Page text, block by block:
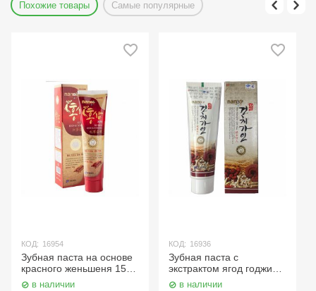
Похожие товары Самые популярные
КОД: 16954
Зубная паста на основе
красного женьшеня 150
гр. Hanil
в наличии
КОД: 16936
Зубная паста с
экстрактом ягод годжи
200 гр. Hanil
в наличии